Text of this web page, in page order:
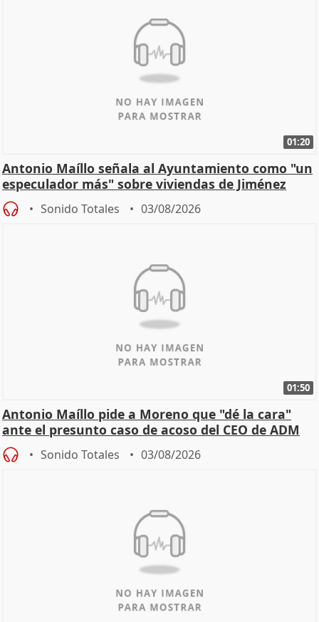
01:20
Antonio Maíllo señala al Ayuntamiento como "un
especulador más" sobre viviendas de Jiménez
Becerril
Sonido Totales 03/08/2026
01:50
Antonio Maíllo pide a Moreno que "dé la cara"
ante el presunto caso de acoso del CEO de ADM
Sonido Totales 03/08/2026